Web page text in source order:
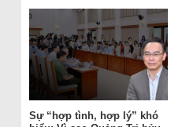
Sự “hợp tình, hợp lý” khó